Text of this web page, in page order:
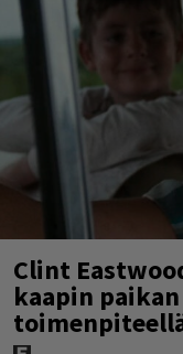
Clint
kaapin